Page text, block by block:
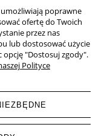
| Tel.:
381429127
poprawne
ofertę do Twoich
przez nas
lub dostosować użycie
opcję "Dostosuj zgody".
Polityce